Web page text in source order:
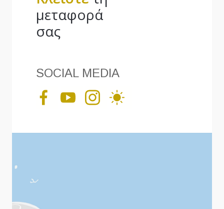
μεταφορά
σας
SOCIAL MEDIA